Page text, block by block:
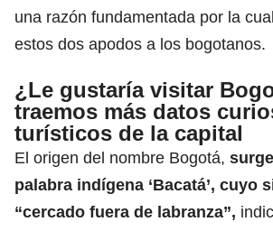
una razón fundamentada por la
estos dos apodos a los bogotanos.
¿Le gustaría visitar
traemos más datos
turísticos de la capital
El origen del nombre Bogotá,
palabra indígena ‘Bacatá’, cuyo
“cercado fuera de labranza”,